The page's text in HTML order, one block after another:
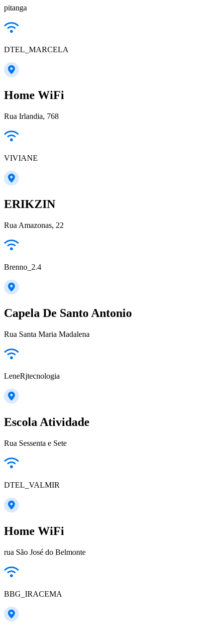
pitanga
DTEL_MARCELA
Home WiFi
Rua Irlandia, 768
VIVIANE
ERIKZIN
Rua Amazonas, 22
Brenno_2.4
Capela De Santo Antonio
Rua Santa Maria Madalena
LeneRjtecnologia
Escola Atividade
Rua Sessenta e Sete
DTEL_VALMIR
Home WiFi
rua São José do Belmonte
BBG_IRACEMA